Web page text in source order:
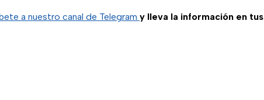
a nuestro canal de Telegram y lleva la información en tus